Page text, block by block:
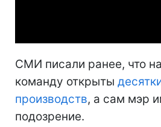
СМИ писали ранее, что
команду открыты
производств, а сам мэр
подозрение.